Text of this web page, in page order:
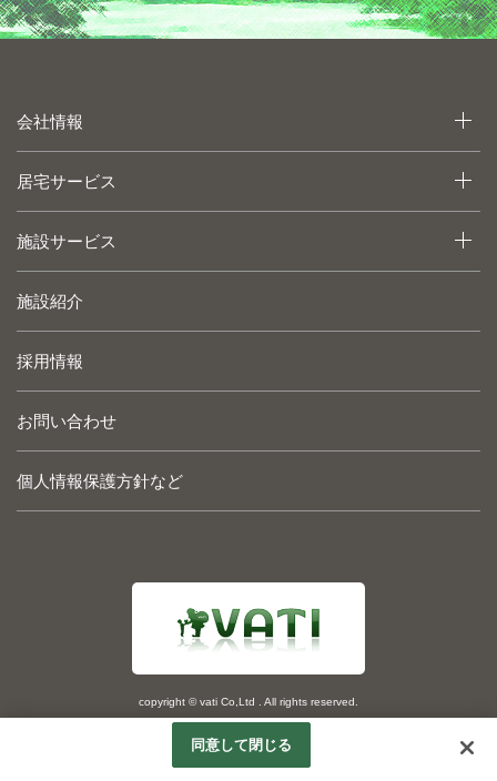
会社情報
居宅サービス
施設サービス
施設紹介
採用情報
お問い合わせ
個人情報保護方針など
copyright © vati Co,Ltd . All rights reserved.
Googleアナリティクスの利用について
同意して閉じる